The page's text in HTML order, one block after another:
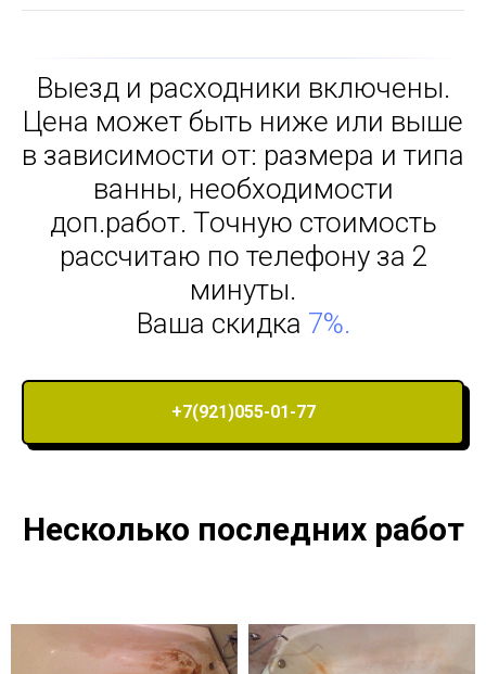
Выезд и расходники включены.
Цена может быть ниже или выше
в зависимости от: размера и типа
ванны, необходимости
доп.работ. Точную стоимость
рассчитаю по телефону за 2
минуты.
Ваша скидка 7%.
+7(921)055-01-77
Несколько последних работ